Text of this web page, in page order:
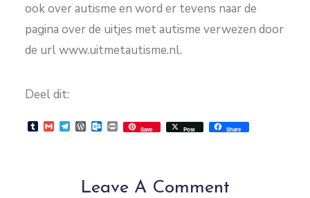
ook over autisme en word er tevens naar de
pagina over de uitjes met autisme verwezen door
de url www.uitmetautisme.nl.
Deel dit:
Tumblr
GmailTelegram
WordPress
Outlook.com
PrintSave Post Share
Leave A Comment